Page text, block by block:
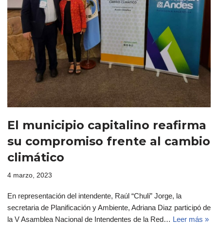
El municipio capitalino reafirma
su compromiso frente al cambio
climático
4 marzo, 2023
En representación del intendente, Raúl “Chuli” Jorge, la
secretaria de Planificación y Ambiente, Adriana Diaz participó de
la V Asamblea Nacional de Intendentes de la Red… Leer más »